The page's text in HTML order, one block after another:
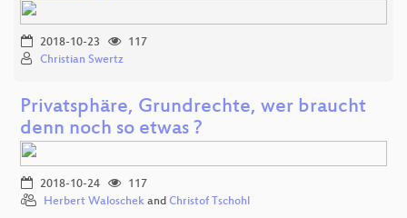
2018-10-23
117
Christian Swertz
Privatsphäre, Grundrechte, wer braucht
denn noch so etwas ?
2018-10-24
117
Herbert Waloschek and Christof Tschohl